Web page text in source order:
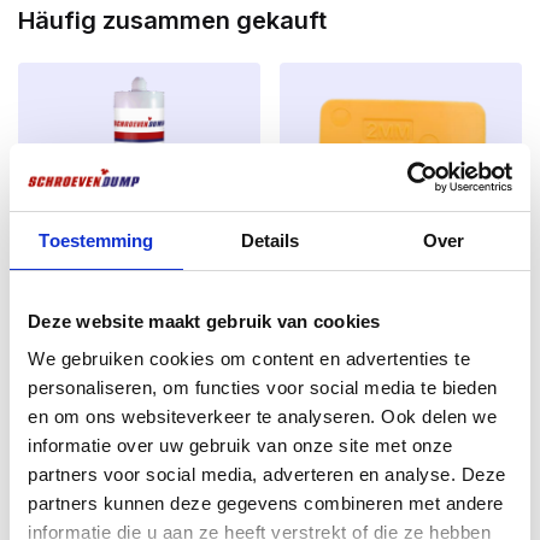
Toestemming Details Over
Deze website maakt gebruik van cookies
We gebruiken cookies om content en advertenties te
personaliseren, om functies voor social media te bieden
en om ons websiteverkeer te analyseren. Ook delen we
informatie over uw gebruik van onze site met onze
partners voor social media, adverteren en analyse. Deze
partners kunnen deze gegevens combineren met andere
informatie die u aan ze heeft verstrekt of die ze hebben
haben eine zunehmende Steigung, so dass diese
heutigen Schraubendreher werden immer stärker und
schneller und sparen so eine Menge Zeit.
Der Fokus der SilverMate Next-Generation liegt auf 4
Funktionen, die den bekanntesten A-Marken
mindestens ebenbürtig sind:
1)Mitwenig Anpressdruckgeht die SilverMate Next
Umdrehungen ins Holz. Vor allem bei Schrauben mit
einer Frässpitze vom Typ 17 erfordert dies oft viel
mehr Druck.
2)SilverMate Schrauben der nächsten Generation
brechenunter hoher Schraubendreherbelastung
deutlich weniger ab. Durchmesser 4.0, 4.5 und 5.0
sind verstärkt.
3)Die Schrauben der SilverMate Next Generation
Häufig zusammen gekauft
professional Hochklebende
Dichtungsmasse G70 weiß
290ml
€5,50 Ursprünglicher
Preis
war:
€ 5,50
€4,80Aktueller
Preis
ist:
€ 4,80.
excl. BTW:€3,97
Auf Lager
Spachtelplatten 2mm orange
240 Stück im Kunststoffbehälter
€8,71
excl. BTW:€ 7,20
Auf Lager